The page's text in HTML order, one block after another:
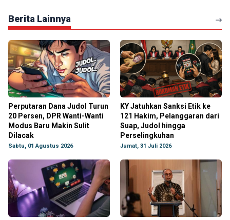
Berita Lainnya
Perputaran Dana Judol Turun
20 Persen, DPR Wanti-Wanti
Modus Baru Makin Sulit
Dilacak
Sabtu, 01 Agustus 2026
KY Jatuhkan Sanksi Etik ke
121 Hakim, Pelanggaran dari
Suap, Judol hingga
Perselingkuhan
Jumat, 31 Juli 2026